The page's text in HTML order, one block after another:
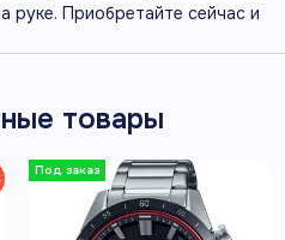
руке. Приобретайте сейчас и
товары